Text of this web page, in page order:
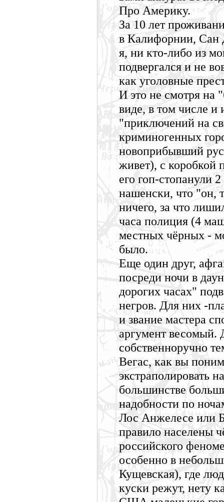
Про Америку.
За 10 лет
в Калифорнии, Сан
я, ни кто-либо из
подвергался и не
как уголовные
И это не смотря на
виде, в том числе
"приключений на
криминогенных
новоприбывший
живет), с коробкой
его гоп-стопанули
нашенски, что "он,
ничего, за что
часа полиция (4
местных чёрных -
было.
Еще один друг,
посреди ночи в
дорогих часах"
негров. Для них -
и звание мастера
аргумент весомый.
собственноручно
Вегас, как вы
экстраполировать
большинстве
надобности по
Лос Анжелесе или
правило населены
российского
особенно в
Кущевская), где
куски режут, нету